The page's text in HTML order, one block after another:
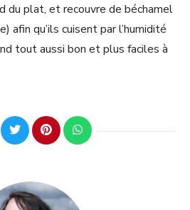
du plat, et recouvre de béchamel
afin qu’ils cuisent par l’humidité
tout aussi bon et plus faciles à